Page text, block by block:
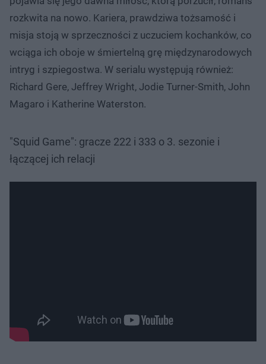
rozkwita na nowo. Kariera, prawdziwa tożsamość i
misja stoją w sprzeczności z uczuciem kochanków, co
wciąga ich oboje w śmiertelną grę międzynarodowych
intryg i szpiegostwa. W serialu występują również:
Richard Gere, Jeffrey Wright, Jodie Turner-Smith, John
Magaro i Katherine Waterston.
"Squid Game": gracze 222 i 333 o 3. sezonie i
łączącej ich relacji